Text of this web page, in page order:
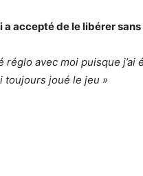
accepté de le libérer
réglo avec moi puisque
toujours joué le jeu »